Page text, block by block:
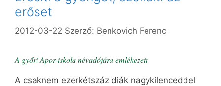
erőset
2012-03-22 Szerző: Benkovich Ferenc
A győri Apor-iskola névadójára emlékezett
A csaknem ezerkétszáz diák nagykilenceddel